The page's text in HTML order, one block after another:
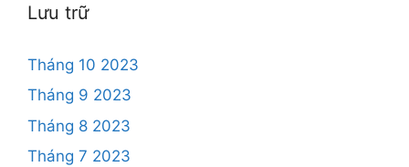
Lưu trữ
Tháng 10 2023
Tháng 9 2023
Tháng 8 2023
Tháng 7 2023